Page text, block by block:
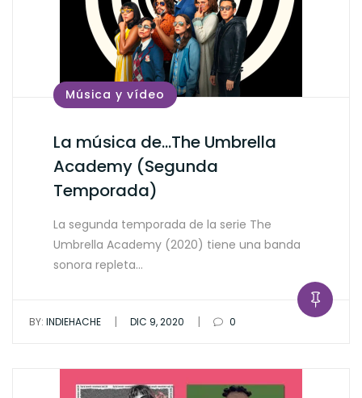
Música y vídeo
La música de…The Umbrella
Academy (Segunda
Temporada)
La segunda temporada de la serie The
Umbrella Academy (2020) tiene una banda
sonora repleta…
BY: INDIEHACHE | DIC 9, 2020 | 0